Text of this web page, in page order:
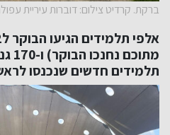
ברקת. קרדיט צילום: דוברות עיריית
תלמידים חדשים שנכנסו